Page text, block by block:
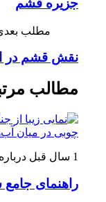
جزیره قشم
مطلب
نقش قشم در
مطالب
1 سال قبل
راهنمای